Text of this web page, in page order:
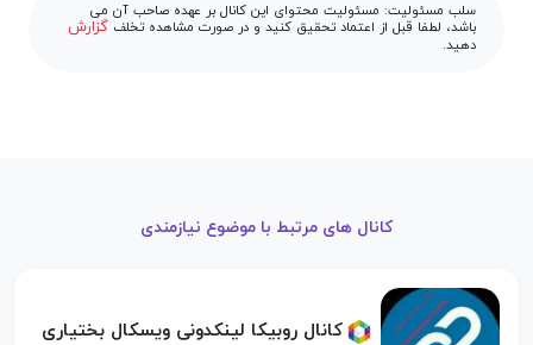
سلب مسئولیت: مسئولیت محتوای این کانال بر عهده صاحب آن می
باشد، لطفا قبل از اعتماد تحقیق کنید و در صورت مشاهده تخلف گزارش
دهید.
کانال های مرتبط با موضوع نیازمندی
کانال روبیکا لینکدونی ویسکال بختیاری